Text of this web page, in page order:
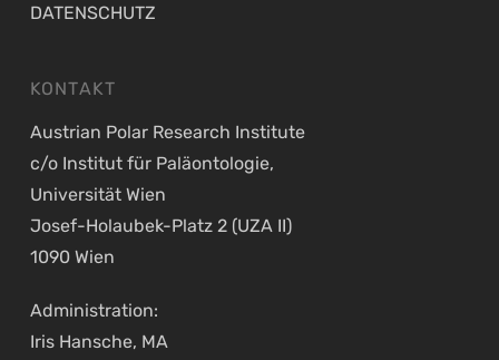
DATENSCHUTZ
KONTAKT
Austrian Polar Research Institute
c/o Institut für Paläontologie,
Universität Wien
Josef-Holaubek-Platz 2 (UZA II)
1090 Wien
Administration:
Iris Hansche, MA